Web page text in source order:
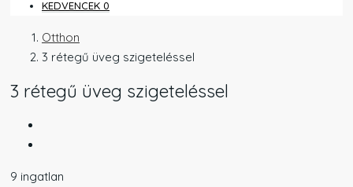
KEDVENCEK 0
Otthon
3 rétegű üveg szigeteléssel
3 rétegű üveg szigeteléssel
9 ingatlan